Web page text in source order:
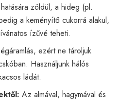
zöldül, a hideg (pl.
a keményítő cukorrá alakul,
ízűvé teheti.
ezért ne tároljuk
Használjunk hálós
ládát.
Az almával, hagymával és